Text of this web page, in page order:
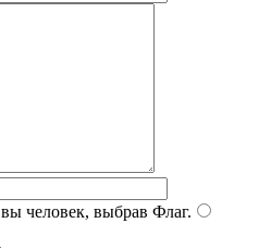
человек, выбрав Флаг.